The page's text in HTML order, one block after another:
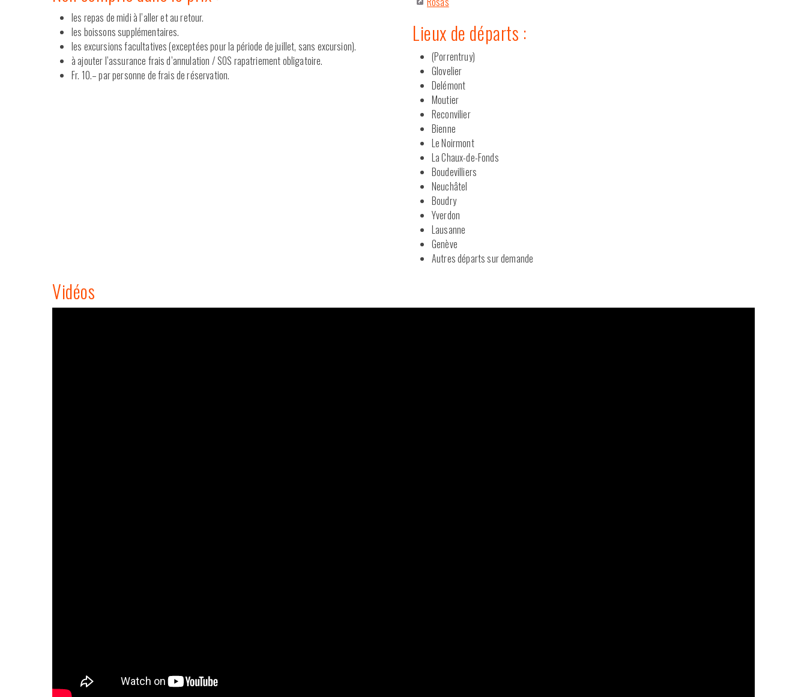
les repas de midi à l’aller et au retour.
les boissons supplémentaires.
les excursions facultatives (exceptées pour la période de juillet, sans excursion).
à ajouter l’assurance frais d’annulation / SOS rapatriement obligatoire.
Fr. 10.– par personne de frais de réservation.
Lieux de départs :
(Porrentruy)
Glovelier
Delémont
Moutier
Reconvilier
Bienne
Le Noirmont
La Chaux-de-Fonds
Boudevilliers
Neuchâtel
Boudry
Yverdon
Lausanne
Genève
Autres départs sur demande
Vidéos